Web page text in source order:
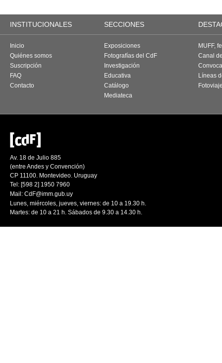
INSTITUCIONALES SECCIONES
Inicio
Quiénes somos
Suscripción
FAQ
Contacto
Exposiciones
Fotografías del CdF
Investigación
Educativa
Catálogo
Mediateca
MUFF,
Canal
Líneas
Av. 18 de Julio 885
(entre Andes y Convención)
CP 11100. Montevideo. Uruguay
Tel: [598 2] 1950 7960
Mail: CdF@imm.gub.uy
Lunes, miércoles, jueves, viernes: de 10 a 19.30 h.
Martes: de 10 a 21 h. Sábados de 9.30 a 14.30 h.